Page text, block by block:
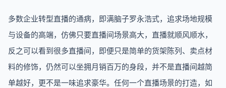
多数企业转型直播的通病，即满脑子罗永浩式，追求场地规模
与设备的高端，仿佛只要直播间场景高大，直播就顺风顺水，
反之可以看到很多直播间，即便只是简单的货架陈列、卖点材
料的修饰，仍然可以坐拥月销百万的身段，并不是直播间越简
单越好，更不是一味追求豪华。任何一个直播场景的打造，如